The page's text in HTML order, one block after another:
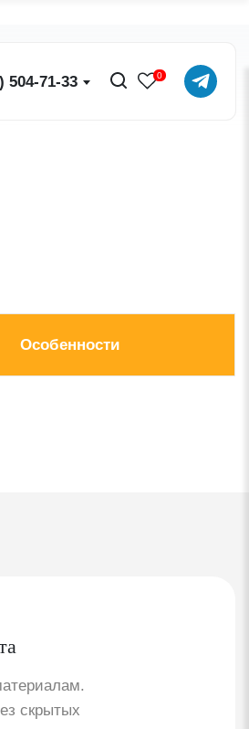
504-71-33 0
Особенности
скрытых